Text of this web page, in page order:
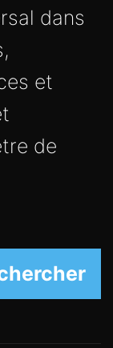
dans
et
de